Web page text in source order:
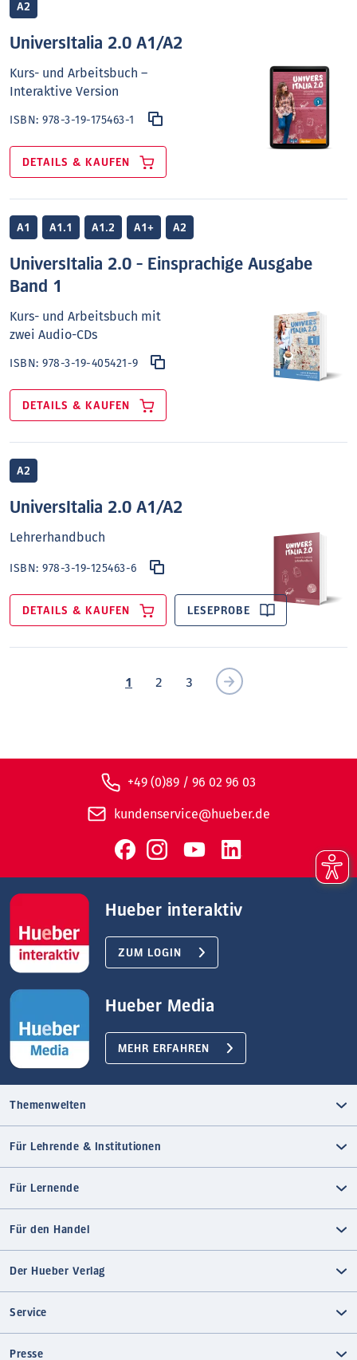
A2
UniversItalia 2.0 A1/A2
Kurs- und Arbeitsbuch –
Interaktive Version
ISBN:978-3-19-175463-1
DETAILS & KAUFEN
A1 A1.1 A1.2 A1+ A2
UniversItalia 2.0 - Einsprachige Ausgabe
Band 1
Kurs- und Arbeitsbuch mit
zwei Audio-CDs
ISBN:978-3-19-405421-9
DETAILS & KAUFEN
A2
UniversItalia 2.0 A1/A2
Lehrerhandbuch
ISBN:978-3-19-125463-6
DETAILS & KAUFEN LESEPROBE
1 2 3
+49 (0)89 / 96 02 96 03
kundenservice@hueber.de
Hueber interaktiv
ZUM LOGIN
Hueber Media
MEHR ERFAHREN
Themenwelten
Für Lehrende & Institutionen
Für Lernende
Für den Handel
Der Hueber Verlag
Service
Presse